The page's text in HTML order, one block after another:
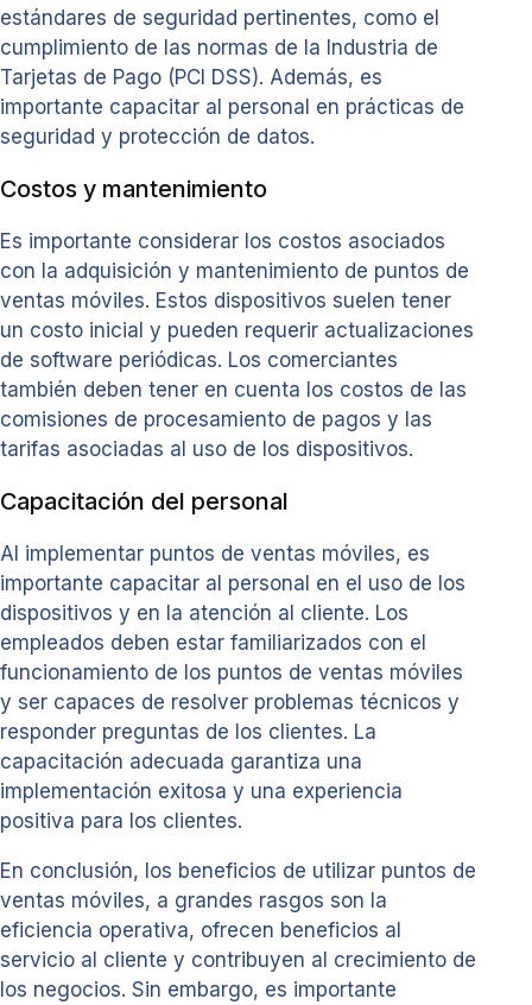
estándares de seguridad pertinentes, como el
cumplimiento de las normas de la Industria de
Tarjetas de Pago (PCI DSS). Además, es
importante capacitar al personal en prácticas de
seguridad y protección de datos.
Costos y mantenimiento
Es importante considerar los costos asociados
con la adquisición y mantenimiento de puntos de
ventas móviles. Estos dispositivos suelen tener
un costo inicial y pueden requerir actualizaciones
de software periódicas. Los comerciantes
también deben tener en cuenta los costos de las
comisiones de procesamiento de pagos y las
tarifas asociadas al uso de los dispositivos.
Capacitación del personal
Al implementar puntos de ventas móviles, es
importante capacitar al personal en el uso de los
dispositivos y en la atención al cliente. Los
empleados deben estar familiarizados con el
funcionamiento de los puntos de ventas móviles
y ser capaces de resolver problemas técnicos y
responder preguntas de los clientes. La
capacitación adecuada garantiza una
implementación exitosa y una experiencia
positiva para los clientes.
En conclusión, los beneficios de utilizar puntos de
ventas móviles, a grandes rasgos son la
eficiencia operativa, ofrecen beneficios al
servicio al cliente y contribuyen al crecimiento de
los negocios. Sin embargo, es importante